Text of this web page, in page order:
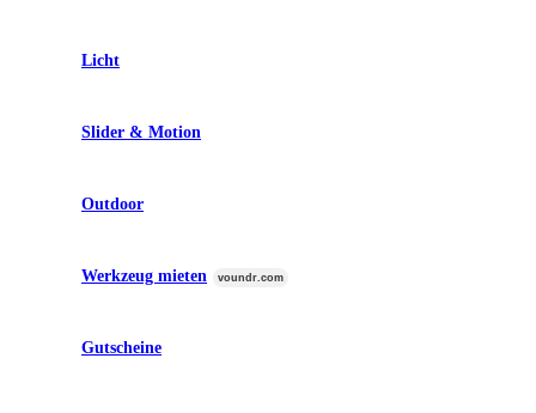
Licht
Slider & Motion
Outdoor
Werkzeug mieten voundr.com
Gutscheine